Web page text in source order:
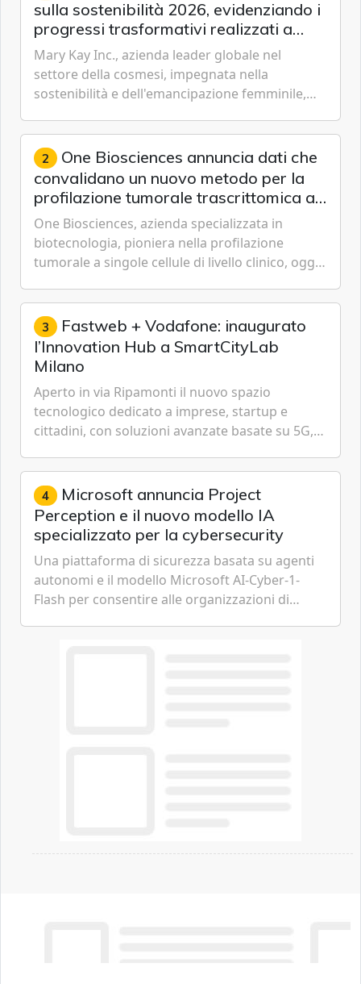
sulla sostenibilità 2026, evidenziando i
progressi trasformativi realizzati a
livello globale nelle sfere sociale,
economica e ambientale
Mary Kay Inc., azienda leader globale nel
settore della cosmesi, impegnata nella
sostenibilità e dell'emancipazione femminile,
sostenibilità 2026, una panora...
2 One Biosciences annuncia dati che
convalidano un nuovo metodo per la
profilazione tumorale trascrittomica a
singole cellule da campioni istologici
One Biosciences, azienda specializzata in
biotecnologia, pioniera nella profilazione
tumorale a singole cellule di livello clinico, oggi
espressione dell'...
3 Fastweb + Vodafone: inaugurato
l’Innovation Hub a SmartCityLab
Milano
Aperto in via Ripamonti il nuovo spazio
tecnologico dedicato a imprese, startup e
cittadini, con soluzioni avanzate basate su 5G,
Cybersecurity.
4 Microsoft annuncia Project
Perception e il nuovo modello IA
specializzato per la cybersecurity
Una piattaforma di sicurezza basata su agenti
autonomi e il modello Microsoft AI-Cyber-1-
Flash per consentire alle organizzazioni di